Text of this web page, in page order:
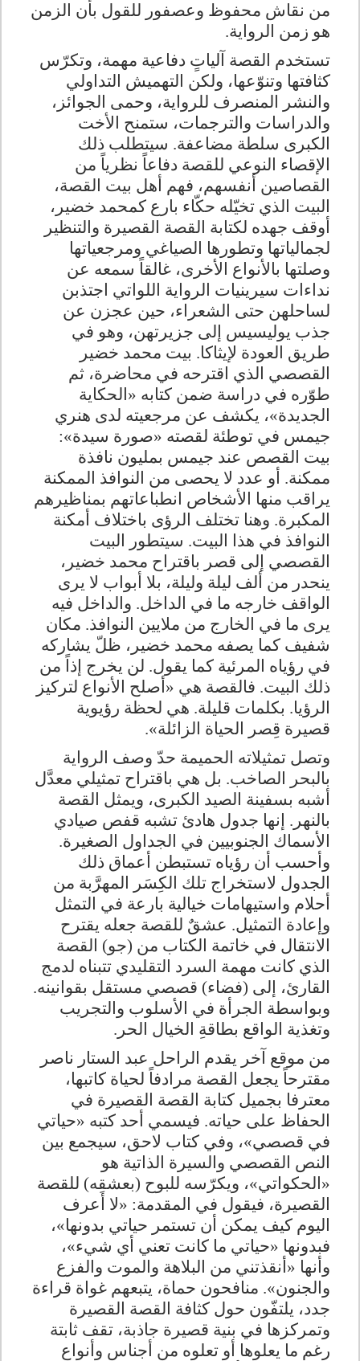
من نقاش محفوظ وعصفور للقول بأن الزمن
هو زمن الرواية.
تستخدم القصة آلياتٍ دفاعية مهمة، وتكرّس
كثافتها وتنوّعها، ولكن التهميش التداولي
والنشر المنصرف للرواية، وحمى الجوائز،
والدراسات والترجمات، ستمنح الأخت
الكبرى سلطة مضاعفة. سيتطلب ذلك
الإقصاء النوعي للقصة دفاعاً نظرياً من
القصاصين أنفسهم، فهم أهل بيت القصة،
البيت الذي تخيّله حكّاء بارع كمحمد خضير،
أوقف جهده لكتابة القصة القصيرة والتنظير
لجمالياتها وتطورها الصياغي ومرجعياتها
وصلتها بالأنواع الأخرى، غالقاً سمعه عن
نداءات سيرينيات الرواية اللواتي اجتذبن
لساحلهن حتى الشعراء، حين عجزن عن
جذب يوليسيس إلى جزيرتهن، وهو في
طريق العودة لإيثاكا. بيت محمد خضير
القصصي الذي اقترحه في محاضرة، ثم
طوّره في دراسة ضمن كتابه «الحكاية
الجديدة»، يكشف عن مرجعيته لدى هنري
جيمس في توطئة لقصته «صورة سيدة»:
بيت القصص عند جيمس بمليون نافذة
ممكنة. أو عدد لا يحصى من النوافذ الممكنة
يراقب منها الأشخاص انطباعاتهم بمناظيرهم
المكبرة. وهنا تختلف الرؤى باختلاف أمكنة
النوافذ في هذا البيت. سيتطور البيت
القصصي إلى قصر باقتراح محمد خضير،
ينحدر من ألف ليلة وليلة، بلا أبواب لا يرى
الواقف خارجه ما في الداخل. والداخل فيه
يرى ما في الخارج من ملايين النوافذ. مكان
شفيف كما يصفه محمد خضير، ظلّ يشاركه
في رؤياه المرئية كما يقول. لن يخرج إذاً من
ذلك البيت. فالقصة هي «أصلح الأنواع لتركيز
الرؤيا. بكلمات قليلة. هي لحظة رؤيوية
قصيرة قِصر الحياة الزائلة».
وتصل تمثيلاته الحميمة حدّ وصف الرواية
بالبحر الصاخب. بل هي باقتراح تمثيلي معدَّل
أشبه بسفينة الصيد الكبرى، ويمثل القصة
بالنهر. إنها جدول هادئ تشبه قفص صيادي
الأسماك الجنوبيين في الجداول الصغيرة.
وأحسب أن رؤياه تستبطن أعماق ذلك
الجدول لاستخراج تلك الكِسَر المهرَّبة من
أحلام واستيهامات خيالية بارعة في التمثل
وإعادة التمثيل. عشقٌ للقصة جعله يقترح
الانتقال في خاتمة الكتاب من (جو) القصة
الذي كانت مهمة السرد التقليدي تتبناه لدمج
القارئ، إلى (فضاء) قصصي مستقل بقوانينه.
وبواسطة الجرأة في الأسلوب والتجريب
وتغذية الواقع بطاقةِ الخيال الحر .
من موقع آخر يقدم الراحل عبد الستار ناصر
مقترحاً يجعل القصة مرادفاً لحياة كاتبها،
معترفا بجميل كتابة القصة القصيرة في
الحفاظ على حياته. فيسمي أحد كتبه «حياتي
في قصصي»، وفي كتاب لاحق، سيجمع بين
النص القصصي والسيرة الذاتية هو
«الحكواتي»، ويكرّسه للبوح (بعشقِه) للقصة
القصيرة، فيقول في المقدمة: «لا أعرف
اليوم كيف يمكن أن تستمر حياتي بدونها»،
فبدونها «حياتي ما كانت تعني أي شيء»،
وأنها «أنقذتني من البلاهة والموت والفزع
والجنون». منافحون حماة، يتبعهم غواة قراءة
جدد، يلتفّون حول كثافة القصة القصيرة
وتمركزها في بنية قصيرة جاذبة، تقف ثابتة
رغم ما يعلوها أو تعلوه من أجناس وأنواع